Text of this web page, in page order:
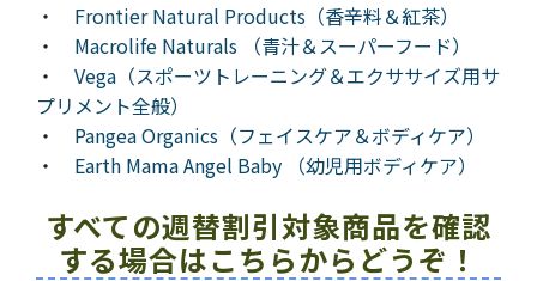
・ Frontier Natural Products（香辛料＆紅茶）
・ Macrolife Naturals （青汁＆スーパーフード）
・ Vega（スポーツトレーニング＆エクササイズ用サ
プリメント全般）
・ Pangea Organics（フェイスケア＆ボディケア）
・ Earth Mama Angel Baby （幼児用ボディケア）
すべての週替割引対象商品を確認
する場合はこちらからどうぞ！